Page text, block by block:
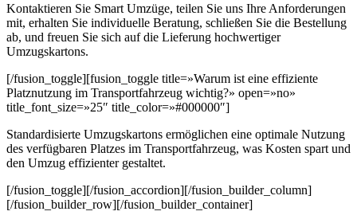
Kontaktieren Sie Smart Umzüge, teilen Sie uns Ihre Anforderungen
mit, erhalten Sie individuelle Beratung, schließen Sie die Bestellung
ab, und freuen Sie sich auf die Lieferung hochwertiger
Umzugskartons.
[/fusion_toggle][fusion_toggle title=»Warum ist eine effiziente
Platznutzung im Transportfahrzeug wichtig?» open=»no»
title_font_size=»25″ title_color=»#000000″]
Standardisierte Umzugskartons ermöglichen eine optimale Nutzung
des verfügbaren Platzes im Transportfahrzeug, was Kosten spart und
den Umzug effizienter gestaltet.
[/fusion_toggle][/fusion_accordion][/fusion_builder_column]
[/fusion_builder_row][/fusion_builder_container]